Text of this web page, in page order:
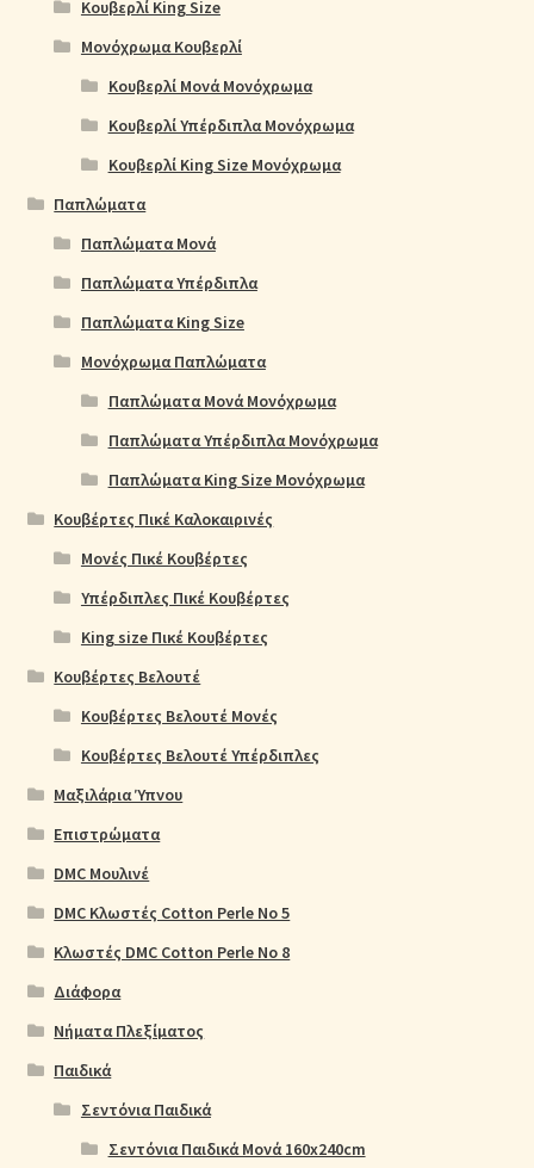
Κουβερλί King Size
Μονόχρωμα Κουβερλί
Κουβερλί Μονά Μονόχρωμα
Κουβερλί Υπέρδιπλα Μονόχρωμα
Κουβερλί King Size Μονόχρωμα
Παπλώματα
Παπλώματα Μονά
Παπλώματα Υπέρδιπλα
Παπλώματα King Size
Μονόχρωμα Παπλώματα
Παπλώματα Μονά Μονόχρωμα
Παπλώματα Υπέρδιπλα Μονόχρωμα
Παπλώματα King Size Μονόχρωμα
Κουβέρτες Πικέ Καλοκαιρινές
Μονές Πικέ Κουβέρτες
Υπέρδιπλες Πικέ Κουβέρτες
King size Πικέ Κουβέρτες
Κουβέρτες Βελουτέ
Κουβέρτες Βελουτέ Μονές
Κουβέρτες Βελουτέ Υπέρδιπλες
Μαξιλάρια Ύπνου
Επιστρώματα
DMC Μουλινέ
DMC Κλωστές Cotton Perle No 5
Κλωστές DMC Cotton Perle No 8
Διάφορα
Νήματα Πλεξίματος
Παιδικά
Σεντόνια Παιδικά
Σεντόνια Παιδικά Μονά 160x240cm